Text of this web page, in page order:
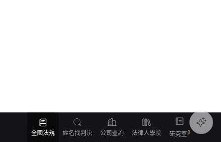
全國法規 姓名找判決 公司查詢 法律人學院 研究室